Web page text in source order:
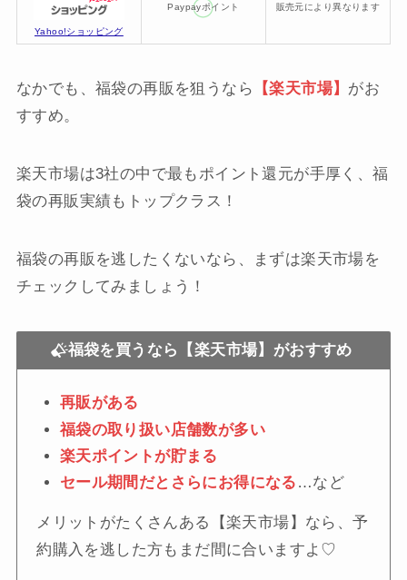
Yahoo!ショッピング
Paypayポイント 販売元により異なります
なかでも、福袋の再販を狙うなら 【楽天市場】 がお
すすめ。
楽天市場は3社の中で最もポイント還元が手厚く、福
袋の再販実績もトップクラス！
福袋の再販を逃したくないなら、まずは楽天市場を
チェックしてみましょう！
福袋を買うなら【楽天市場】がおすすめ
再販がある
福袋の取り扱い店舗数が多い
楽天ポイントが貯まる
セール期間だとさらにお得になる …など
メリットがたくさんある【楽天市場】なら、予
約購入を逃した方もまだ間に合いますよ♡